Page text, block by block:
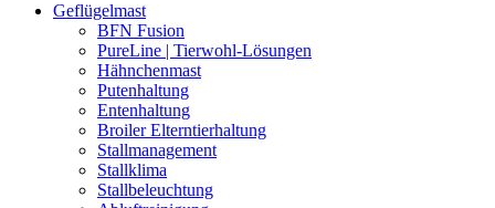
Geflügelmast
BFN Fusion
PureLine | Tierwohl-Lösungen
Hähnchenmast
Putenhaltung
Entenhaltung
Broiler Elterntierhaltung
Stallmanagement
Stallklima
Stallbeleuchtung